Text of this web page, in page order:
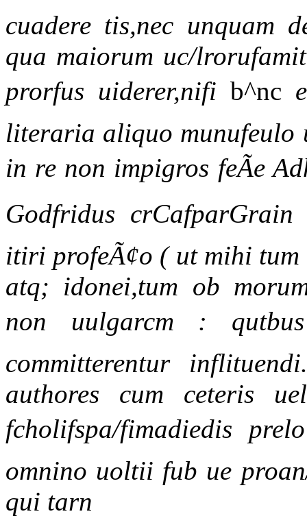
cuadere tis,nec unquam
qua maiorum uc/
prorfus uiderer,nifi b^nc
literaria aliquo munufeulo
in re non impigros feÃe
Godfridus crCafparGrain
itiri profeÃ¢o ( ut mihi
atq; idonei,tum ob
non uulgarcm : qutbus
committerentur
authores cum ceteris
fcholifspa/fimadiedis
omnino uoltii fub ue
qui tarn